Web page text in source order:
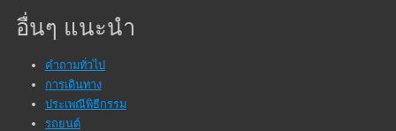
อื่นๆ แนะนำ
คำถามทั่วไป
การเดินทาง
ประเพณีพิธีกรรม
รถยนต์